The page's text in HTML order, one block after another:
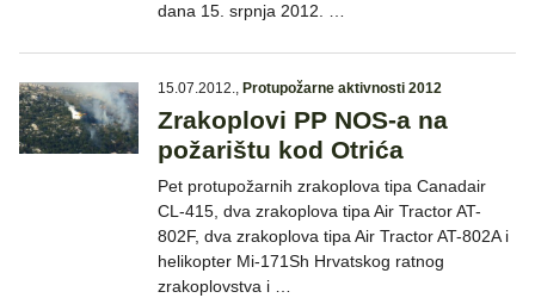
dana 15. srpnja 2012. …
15.07.2012., Protupožarne aktivnosti 2012
Zrakoplovi PP NOS-a na
požarištu kod Otrića
Pet protupožarnih zrakoplova tipa Canadair
CL-415, dva zrakoplova tipa Air Tractor AT-
802F, dva zrakoplova tipa Air Tractor AT-802A i
helikopter Mi-171Sh Hrvatskog ratnog
zrakoplovstva i …